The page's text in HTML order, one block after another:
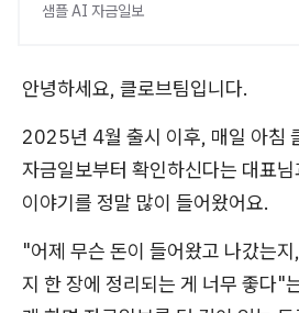
샘플 AI 자금일보
안녕하세요, 클로브팀입니다.
2025년 4월 출시 이후, 매일 아침
자금일보부터 확인하신다는 대표
이야기를 정말 많이 들어왔어요.
"어제 무슨 돈이 들어왔고 나갔는
지 한 장에 정리되는 게 너무 좋다"